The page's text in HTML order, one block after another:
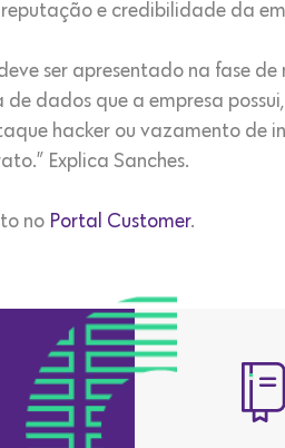
e credibilidade da
ser apresentado na fase
dados que a empresa
hacker ou vazamento de
Explica Sanches.
no Portal Customer.